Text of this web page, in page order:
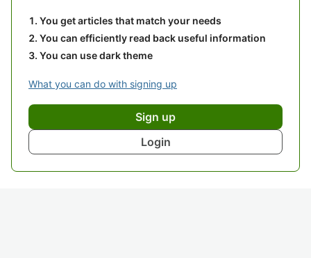
You get articles that match your needs
You can efficiently read back useful information
You can use dark theme
What you can do with signing up
Sign up
Login